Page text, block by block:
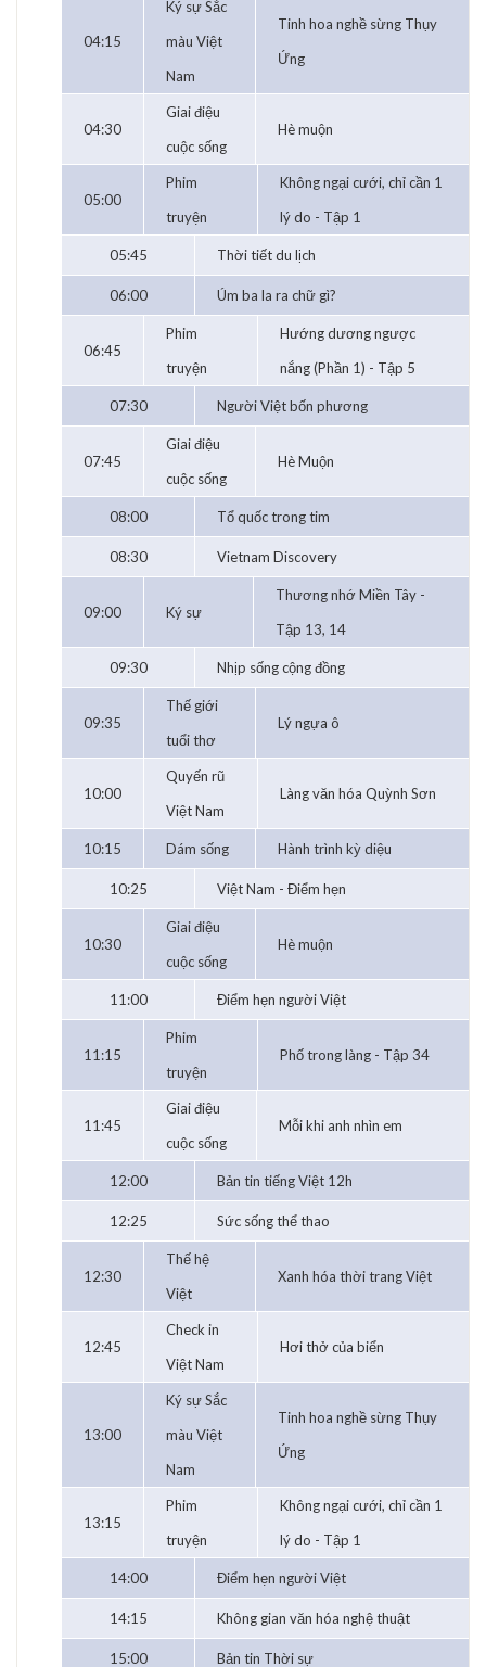
04:15
Ký sự Sắc
màu Việt
Nam
Tinh hoa nghề sừng Thụy
Ứng
04:30
Giai điệu
cuộc sống
Hè muộn
05:00
Phim
truyện
Không ngại cưới, chỉ cần 1
lý do - Tập 1
05:45 Thời tiết du lịch
06:00 Úm ba la ra chữ gì?
06:45
Phim
truyện
Hướng dương ngược
nắng (Phần 1) - Tập 5
07:30 Người Việt bốn phương
07:45
Giai điệu
cuộc sống
Hè Muộn
08:00 Tổ quốc trong tim
08:30 Vietnam Discovery
09:00 Ký sự
Thương nhớ Miền Tây -
Tập 13, 14
09:30 Nhịp sống cộng đồng
09:35
Thế giới
tuổi thơ
Lý ngựa ô
10:00
Quyến rũ
Việt Nam
Làng văn hóa Quỳnh Sơn
10:15 Dám sống Hành trình kỳ diệu
10:25 Việt Nam - Điểm hẹn
10:30
Giai điệu
cuộc sống
Hè muộn
11:00 Điểm hẹn người Việt
11:15
Phim
truyện
Phố trong làng - Tập 34
11:45
Giai điệu
cuộc sống
Mỗi khi anh nhìn em
12:00 Bản tin tiếng Việt 12h
12:25 Sức sống thể thao
12:30
Thế hệ
Việt
Xanh hóa thời trang Việt
12:45
Check in
Việt Nam
Hơi thở của biển
13:00
Ký sự Sắc
màu Việt
Nam
Tinh hoa nghề sừng Thụy
Ứng
13:15
Phim
truyện
Không ngại cưới, chỉ cần 1
lý do - Tập 1
14:00 Điểm hẹn người Việt
14:15 Không gian văn hóa nghệ thuật
15:00 Bản tin Thời sự